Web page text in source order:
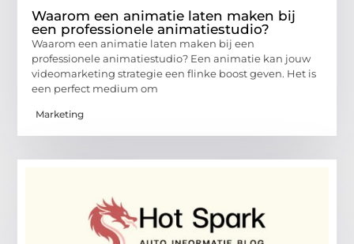
Waarom een animatie laten maken bij
een professionele animatiestudio?
Waarom een animatie laten maken bij een
professionele animatiestudio? Een animatie kan jouw
videomarketing strategie een flinke boost geven. Het is
een perfect medium om
Marketing